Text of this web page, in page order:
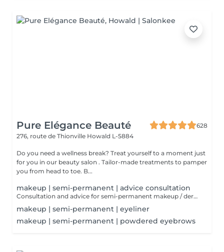
Pure Elégance Beauté
628
276, route de Thionville Howald L-5884
Do you need a wellness break? Treat yourself to a moment just
for you in our beauty salon . Tailor-made treatments to pamper
you from head to toe. B...
makeup | semi-permanent | advice consultation
Consultation and advice for semi-permanent makeup / dermopigmentation. Semi-permanent makeup is ideal for staying flawless in all circumstances. It is durable, but not definitive, unlike tattooing. However, the technique is similar to that of an ordinary tattoo. Pigments are injected into the epidermis via a special device.
makeup | semi-permanent | eyeliner
makeup | semi-permanent | powdered eyebrows